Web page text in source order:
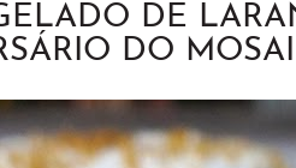
DE
DO